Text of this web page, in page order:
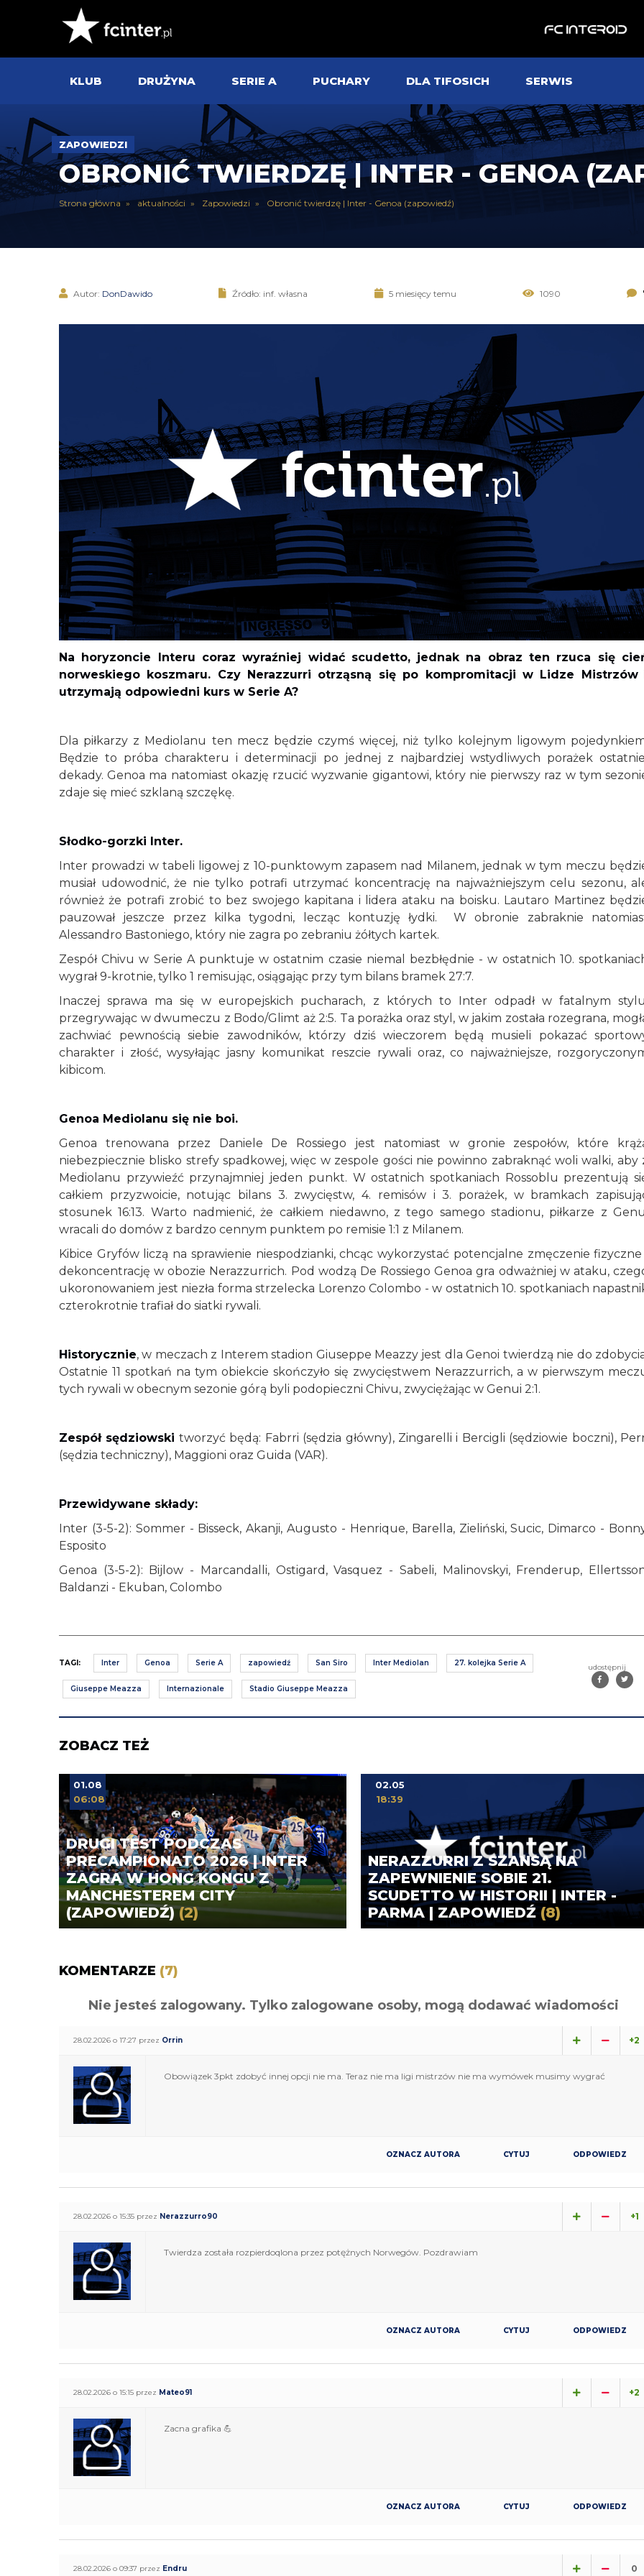
KLUB DRUŻYNA SERIE A PUCHARY DLA TIFOSICH SERWIS
ZAPOWIEDZI
OBRONIĆ TWIERDZĘ | INTER - GENOA
Strona główna aktualności Zapowiedzi Obronić twierdzę | Inter - Genoa (zapowiedź)
Autor: DonDawido Źródło: inf. własna 5 miesięcy temu 1090
Na horyzoncie Interu coraz wyraźniej widać scudetto, jednak na obraz ten rzuca się
norweskiego koszmaru. Czy Nerazzurri otrząsną się po kompromitacji w Lidze Mistrzów
utrzymają odpowiedni kurs w Serie A?
Dla piłkarzy z Mediolanu ten mecz będzie czymś więcej, niż tylko kolejnym ligowym
Będzie to próba charakteru i determinacji po jednej z najbardziej wstydliwych porażek
dekady. Genoa ma natomiast okazję rzucić wyzwanie gigantowi, który nie pierwszy raz w tym
zdaje się mieć szklaną szczękę.
Słodko-gorzki Inter.
Inter prowadzi w tabeli ligowej z 10-punktowym zapasem nad Milanem, jednak w tym meczu
musiał udowodnić, że nie tylko potrafi utrzymać koncentrację na najważniejszym celu sezonu,
również że potrafi zrobić to bez swojego kapitana i lidera ataku na boisku. Lautaro Martinez
pauzował jeszcze przez kilka tygodni, lecząc kontuzję łydki. W obronie zabraknie
Alessandro Bastoniego, który nie zagra po zebraniu żółtych kartek.
Zespół Chivu w Serie A punktuje w ostatnim czasie niemal bezbłędnie - w ostatnich 10.
wygrał 9-krotnie, tylko 1 remisując, osiągając przy tym bilans bramek 27:7.
Inaczej sprawa ma się w europejskich pucharach, z których to Inter odpadł w fatalnym
przegrywając w dwumeczu z Bodo/Glimt aż 2:5. Ta porażka oraz styl, w jakim została rozegrana,
zachwiać pewnością siebie zawodników, którzy dziś wieczorem będą musieli pokazać
charakter i złość, wysyłając jasny komunikat reszcie rywali oraz, co najważniejsze,
kibicom.
Genoa Mediolanu się nie boi.
Genoa trenowana przez Daniele De Rossiego jest natomiast w gronie zespołów, które
niebezpiecznie blisko strefy spadkowej, więc w zespole gości nie powinno zabraknąć woli walki, aby
Mediolanu przywieźć przynajmniej jeden punkt. W ostatnich spotkaniach Rossoblu prezentują
całkiem przyzwoicie, notując bilans 3. zwycięstw, 4. remisów i 3. porażek, w bramkach
stosunek 16:13. Warto nadmienić, że całkiem niedawno, z tego samego stadionu, piłkarze z
wracali do domów z bardzo cennym punktem po remisie 1:1 z Milanem.
Kibice Gryfów liczą na sprawienie niespodzianki, chcąc wykorzystać potencjalne zmęczenie fizyczne
dekoncentrację w obozie Nerazzurrich. Pod wodzą De Rossiego Genoa gra odważniej w ataku,
ukoronowaniem jest niezła forma strzelecka Lorenzo Colombo - w ostatnich 10. spotkaniach
czterokrotnie trafiał do siatki rywali.
Historycznie, w meczach z Interem stadion Giuseppe Meazzy jest dla Genoi twierdzą nie do
Ostatnie 11 spotkań na tym obiekcie skończyło się zwycięstwem Nerazzurrich, a w pierwszym
tych rywali w obecnym sezonie górą byli podopieczni Chivu, zwyciężając w Genui 2:1.
Zespół sędziowski tworzyć będą: Fabrri (sędzia główny), Zingarelli i Bercigli (sędziowie boczni),
(sędzia techniczny), Maggioni oraz Guida (VAR).
Przewidywane składy:
Inter (3-5-2): Sommer - Bisseck, Akanji, Augusto - Henrique, Barella, Zieliński, Sucic, Dimarco -
Esposito
Genoa (3-5-2): Bijlow - Marcandalli, Ostigard, Vasquez - Sabeli, Malinovskyi, Frenderup,
Baldanzi - Ekuban, Colombo
TAGI: Inter Genoa Serie A zapowiedź San Siro Inter Mediolan 27. kolejka Serie A
Giuseppe Meazza Internazionale Stadio Giuseppe Meazza
udostępnij
ZOBACZ TEŻ
DRUGI TEST PODCZAS
PRECAMPIONATO 2026 | INTER
ZAGRA W HONG KONGU Z
MANCHESTEREM CITY
(ZAPOWIEDŹ)(2)
01.08
06:08
NERAZZURRI Z SZANSĄ NA
ZAPEWNIENIE SOBIE 21.
SCUDETTO W HISTORII | INTER -
PARMA | ZAPOWIEDŹ (8)
02.05
18:39
KOMENTARZE (7)
Nie jesteś zalogowany. Tylko zalogowane osoby, mogą dodawać wiadomości
28.02.2026 o 17:27 przez Orrin +2
Obowiązek 3pkt zdobyć innej opcji nie ma. Teraz nie ma ligi mistrzów nie ma wymówek musimy wygrać
OZNACZ AUTORA CYTUJ ODPOWIEDZ
28.02.2026 o 15:35 przez Nerazzurro90 +1
Twierdza została rozpierdoqlona przez potężnych Norwegów. Pozdrawiam
OZNACZ AUTORA CYTUJ ODPOWIEDZ
28.02.2026 o 15:15 przez Mateo91 +2
Zacna grafika 💪
OZNACZ AUTORA CYTUJ ODPOWIEDZ
28.02.2026 o 09:37 przez Endru 0